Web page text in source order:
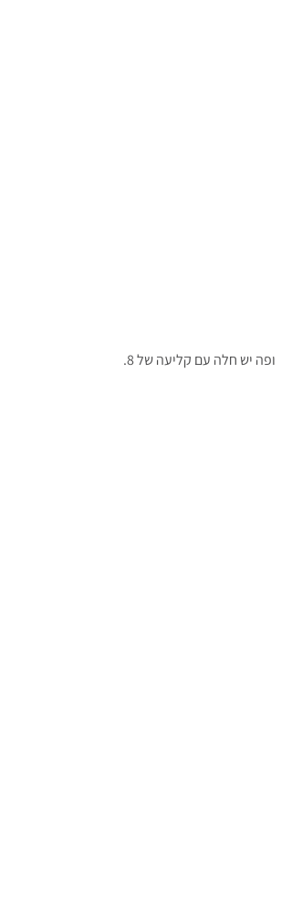
ופה יש חלה עם קליעה של 8.